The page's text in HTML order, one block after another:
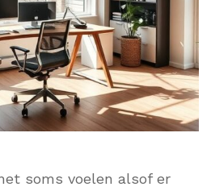
soms voelen alsof er